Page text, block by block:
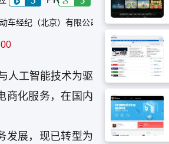
车经纪（北京）有限公司
人工智能技术为驱
商化服务，在国内
发展，现已转型为